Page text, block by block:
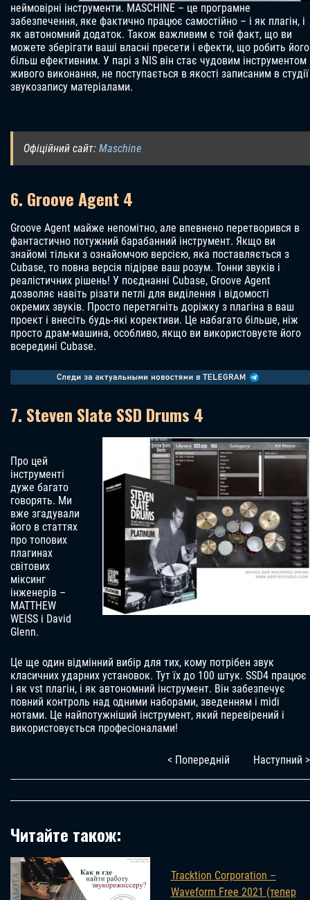
неймовірні інструменти. MASCHINE – це програмне
забезпечення, яке фактично працює самостійно – і як плагін, і
як автономний додаток. Також важливим є той факт, що ви
можете зберігати ваші власні пресети і ефекти, що робить його
більш ефективним. У парі з NIS він стає чудовим інструментом
живого виконання, не поступається в якості записаним в студії
звукозапису матеріалами.
Офіційний сайт: Maschine
6. Groove Agent 4
Groove Agent майже непомітно, але впевнено перетворився в
фантастично потужний барабанний інструмент. Якщо ви
знайомі тільки з ознайомчою версією, яка поставляється з
Cubase, то повна версія підірве ваш розум. Тонни звуків і
реалістичних рішень! У поєднанні Cubase, Groove Agent
дозволяє навіть різати петлі для виділення і відомості
окремих звуків. Просто перетягніть доріжку з плагіна в ваш
проект і внесіть будь-які корективи. Це набагато більше, ніж
просто драм-машина, особливо, якщо ви використовуєте його
всередині Cubase.
7. Steven Slate SSD Drums 4
Про цей
інструменті
дуже багато
говорять. Ми
вже згадували
його в статтях
про топових
плагинах
світових
міксинг
інженерів –
MATTHEW
WEISS і David
Glenn.
Це ще один відмінний вибір для тих, кому потрібен звук
класичних ударних установок. Тут їх до 100 штук. SSD4 працює
і як vst плагін, і як автономний інструмент. Він забезпечує
повний контроль над одними наборами, зведенням і midi
нотами. Це найпотужніший інструмент, який перевірений і
використовується професіоналами!
< Попередній Наступний >
Читайте також:
Tracktion Corporation –
Waveform Free 2021 (тепер